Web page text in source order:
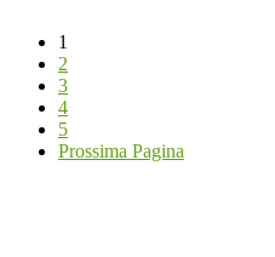
1
2
3
4
5
Prossima Pagina